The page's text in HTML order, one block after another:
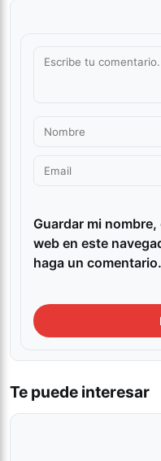
Guardar mi
web en este
haga un comentario.
Te puede interesar